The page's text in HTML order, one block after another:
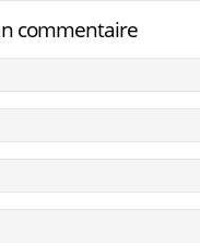
commentaire